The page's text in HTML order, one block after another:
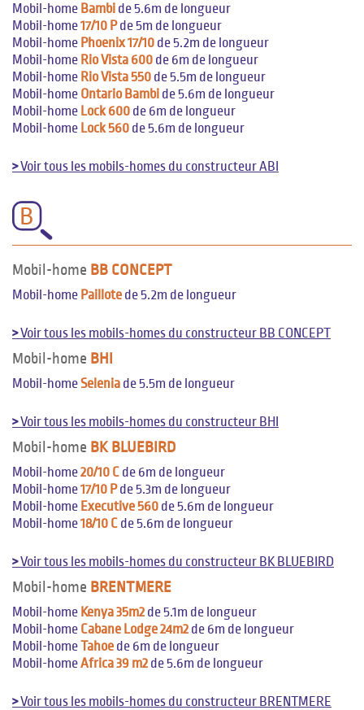
Mobil-home Bambi de 5.6m de longueur
Mobil-home17/10 Pde 5m de longueur
Mobil-home Phoenix 17/10 de 5.2m de longueur
Mobil-home Rio Vista 600 de 6m de longueur
Mobil-home Rio Vista 550 de 5.5m de longueur
Mobil-home Ontario Bambi de 5.6m de longueur
Mobil-home Lock 600 de 6m de longueur
Mobil-home Lock 560 de 5.6m de longueur
>Voir tous les mobils-homes du constructeur ABI
B
Mobil-home BB CONCEPT
Mobil-home Paillote de 5.2m de longueur
>Voir tous les mobils-homes du constructeur BB CONCEPT
Mobil-home BHI
Mobil-homeSelenia de 5.5m de longueur
>Voir tous les mobils-homes du constructeur BHI
Mobil-home BK BLUEBIRD
Mobil-home20/10 C de 6m de longueur
Mobil-home17/10 Pde 5.3m de longueur
Mobil-home Executive 560 de 5.6m de longueur
Mobil-home18/10 C de 5.6m de longueur
>Voir tous les mobils-homes du constructeur BK BLUEBIRD
Mobil-home BRENTMERE
Mobil-home Kenya 35m2 de 5.1m de longueur
Mobil-home Cabane Lodge 24m2 de 6m de longueur
Mobil-homeTahoe de 6m de longueur
Mobil-homeAfrica 39 m2 de 5.6m de longueur
>Voir tous les mobils-homes du constructeur BRENTMERE